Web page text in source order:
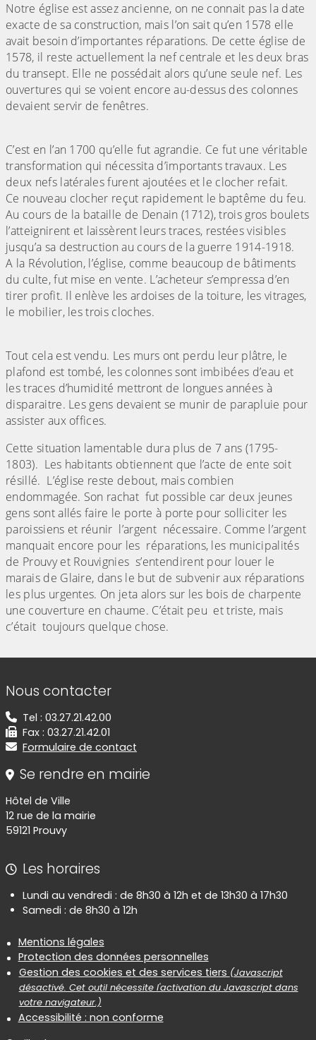
Notre église est assez ancienne, on ne connait pas la date
exacte de sa construction, mais l’on sait qu’en 1578 elle
avait besoin d’importantes réparations. De cette église de
1578, il reste actuellement la nef centrale et les deux bras
du transept. Elle ne possédait alors qu’une seule nef. Les
ouvertures qui se voient encore au-dessus des colonnes
devaient servir de fenêtres.
C’est en l’an 1700 qu’elle fut agrandie. Ce fut une véritable
transformation qui nécessita d’importants travaux. Les
deux nefs latérales furent ajoutées et le clocher refait.
Ce nouveau clocher reçut rapidement le baptême du feu.
Au cours de la bataille de Denain (1712), trois gros boulets
l’atteignirent et laissèrent leurs traces, restées visibles
jusqu’a sa destruction au cours de la guerre 1914-1918.
A la Révolution, l’église, comme beaucoup de bâtiments
du culte, fut mise en vente. L’acheteur s’empressa d’en
tirer profit. Il enlève les ardoises de la toiture, les vitrages,
le mobilier, les trois cloches.
Tout cela est vendu. Les murs ont perdu leur plâtre, le
plafond est tombé, les colonnes sont imbibées d’eau et
les traces d’humidité mettront de longues années à
disparaitre. Les gens devaient se munir de parapluie pour
assister aux offices.
Cette situation lamentable dura plus de 7 ans (1795-
1803). Les habitants obtiennent que l’acte de ente soit
résillé. L’église reste debout, mais combien
endommagée. Son rachat fut possible car deux jeunes
gens sont allés faire le porte à porte pour solliciter les
paroissiens et réunir l’argent nécessaire. Comme l’argent
manquait encore pour les réparations, les municipalités
de Prouvy et Rouvignies s’entendirent pour louer le
marais de Glaire, dans le but de subvenir aux réparations
les plus urgentes. On jeta alors sur les bois de charpente
une couverture en chaume. C’était peu et triste, mais
c’était toujours quelque chose.
Informations de contact
Nous contacter
Tel : 03.27.21.42.00
Fax : 03.27.21.42.01
Formulaire de contact
Se rendre en mairie
Hôtel de Ville
12 rue de la mairie
59121 Prouvy
Les horaires
Lundi au vendredi : de 8h30 à 12h et de 13h30 à 17h30
Samedi : de 8h30 à 12h
Informations réglementaires
Mentions légales
Protection des données personnelles
Gestion des cookies et des services tiers (Javascript
désactivé. Cet outil nécessite l'activation du Javascript dans
votre navigateur.)
Accessibilité : non conforme